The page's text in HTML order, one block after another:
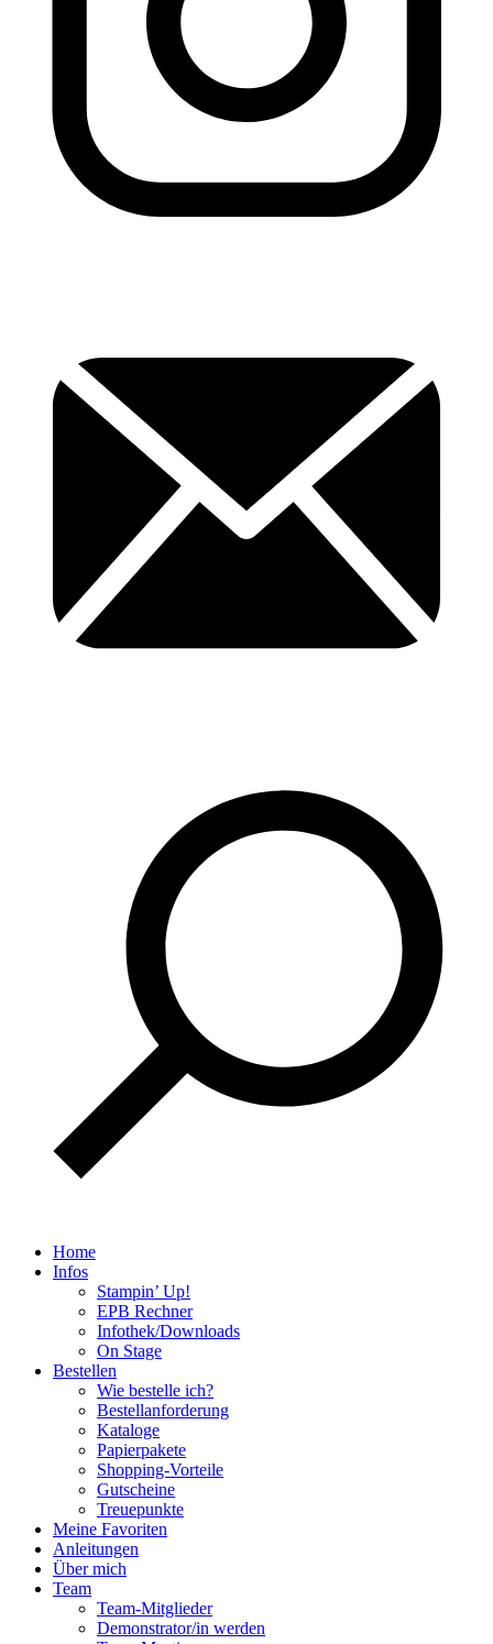
Home
Infos
Stampin’ Up!
EPB Rechner
Infothek/Downloads
On Stage
Bestellen
Wie bestelle ich?
Bestellanforderung
Kataloge
Papierpakete
Shopping-Vorteile
Gutscheine
Treuepunkte
Meine Favoriten
Anleitungen
Über mich
Team
Team-Mitglieder
Demonstrator/in werden